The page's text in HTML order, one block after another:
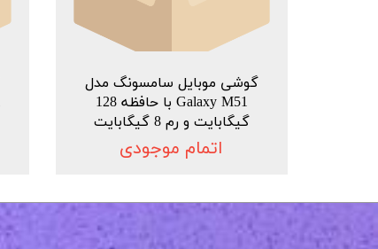
گوشی موبایل سامسونگ مدل
Galaxy M51 با حافظه 128
گیگابایت و رم 8 گیگابایت
اتمام موجودی